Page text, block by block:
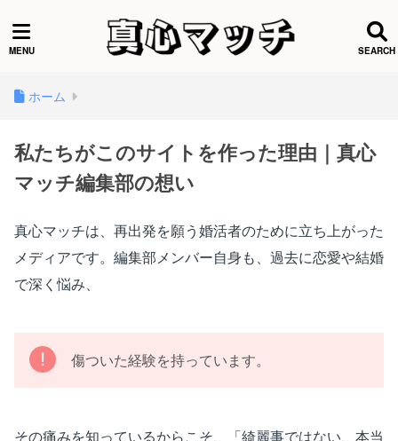
ホーム
私たちがこのサイトを作った理由｜真心
マッチ編集部の想い
真心マッチは、再出発を願う婚活者のために立ち上がった
メディアです。編集部メンバー自身も、過去に恋愛や結婚
で深く悩み、
傷ついた経験を持っています。
その痛みを知っているからこそ、「綺麗事ではない、本当